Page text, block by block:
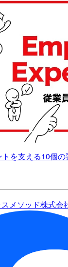
を支える10個の
スメソッド株式会